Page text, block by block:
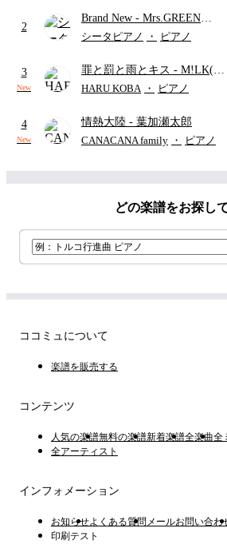
심혈을 기울이고 있습니다.
◆4현 또는 5현
알 수 있습니다.
◆악보의 포인트
이 악보는 오선과 타브 악보가 있는 2
한 4마디마다 나누어 배치하여 읽기 쉬
니다. 운지는 사람마다, 상황에 따라 다
즐거운 연주 되세요!!!
ード・ペダル付き/『映画ちい
かわ 人魚の島のひみつ』よ
2
Brand New - Mrs.GREEN
APPLE
シータピアノ ・ ピアノ
3
New
罪と罰と雨とキス - M!LK(佐
野勇斗&吉田仁人)
HARU KOBA ・ ピアノ
4
New
情熱大陸 - 葉加瀬太郎
CANACANA family ・ ピアノ
どの楽譜をお探し
ココミュについて
楽譜を販売する
コンテンツ
人気の楽譜無料の楽譜新着楽譜全楽曲全
全アーティスト
インフォメーション
お知らせよくある質問 メールお問い合わ
印刷テスト